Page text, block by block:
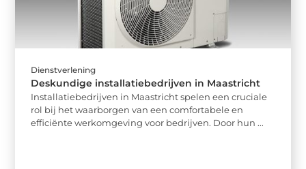
Dienstverlening
Deskundige installatiebedrijven in Maastricht
Installatiebedrijven in Maastricht spelen een cruciale
rol bij het waarborgen van een comfortabele en
efficiënte werkomgeving voor bedrijven. Door hun ...